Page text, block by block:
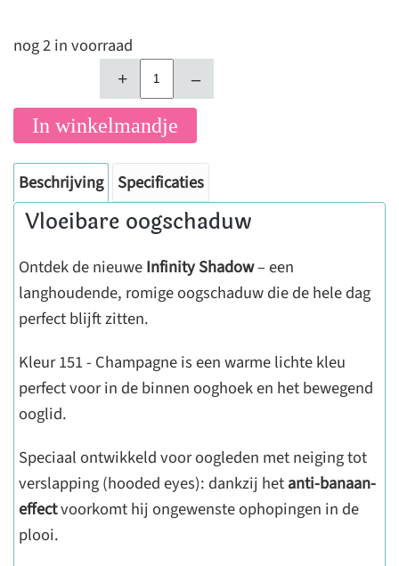
nog 2 in voorraad
+ –
In winkelmandje
Beschrijving Specificaties
Vloeibare oogschaduw
Ontdek de nieuweInfinity Shadow– een
langhoudende, romige oogschaduw die de hele dag
perfect blijft zitten.
Kleur 151 - Champagne is een warme lichte kleu
perfect voor in de binnen ooghoek en het bewegend
ooglid.
Speciaal ontwikkeld voor oogleden met neiging tot
verslapping (hooded eyes): dankzij hetanti-banaan-
effectvoorkomt hij ongewenste ophopingen in de
plooi.